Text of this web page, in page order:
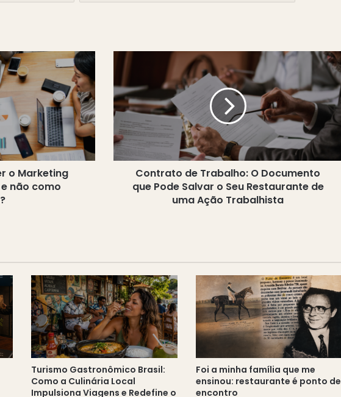
o Marketing
não como
Contrato
O
Documento
que
Pode
Salvar
o
Restaurante
Contrato de Trabalho: O Documento
que Pode Salvar o Seu Restaurante de
uma Ação Trabalhista
Turismo Gastronômico Brasil:
Como a Culinária Local
Impulsiona Viagens e Redefine o
Foi a minha família que me
ensinou: restaurante é ponto de
encontro